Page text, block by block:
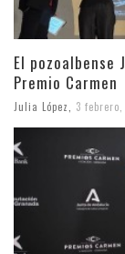
El pozoalbense
Premio Carmen
Julia López, 3 febrero,